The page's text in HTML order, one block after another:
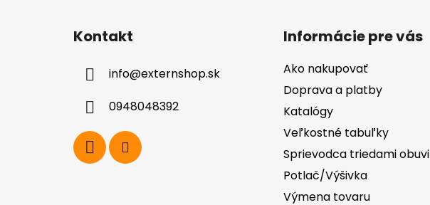
Kontakt
info@externshop.sk
0948048392
Informácie pre vás
Ako nakupovať
Doprava a platby
Katalógy
Veľkostné tabuľky
Sprievodca triedami obuvi
Potlač/Výšivka
Výmena tovaru